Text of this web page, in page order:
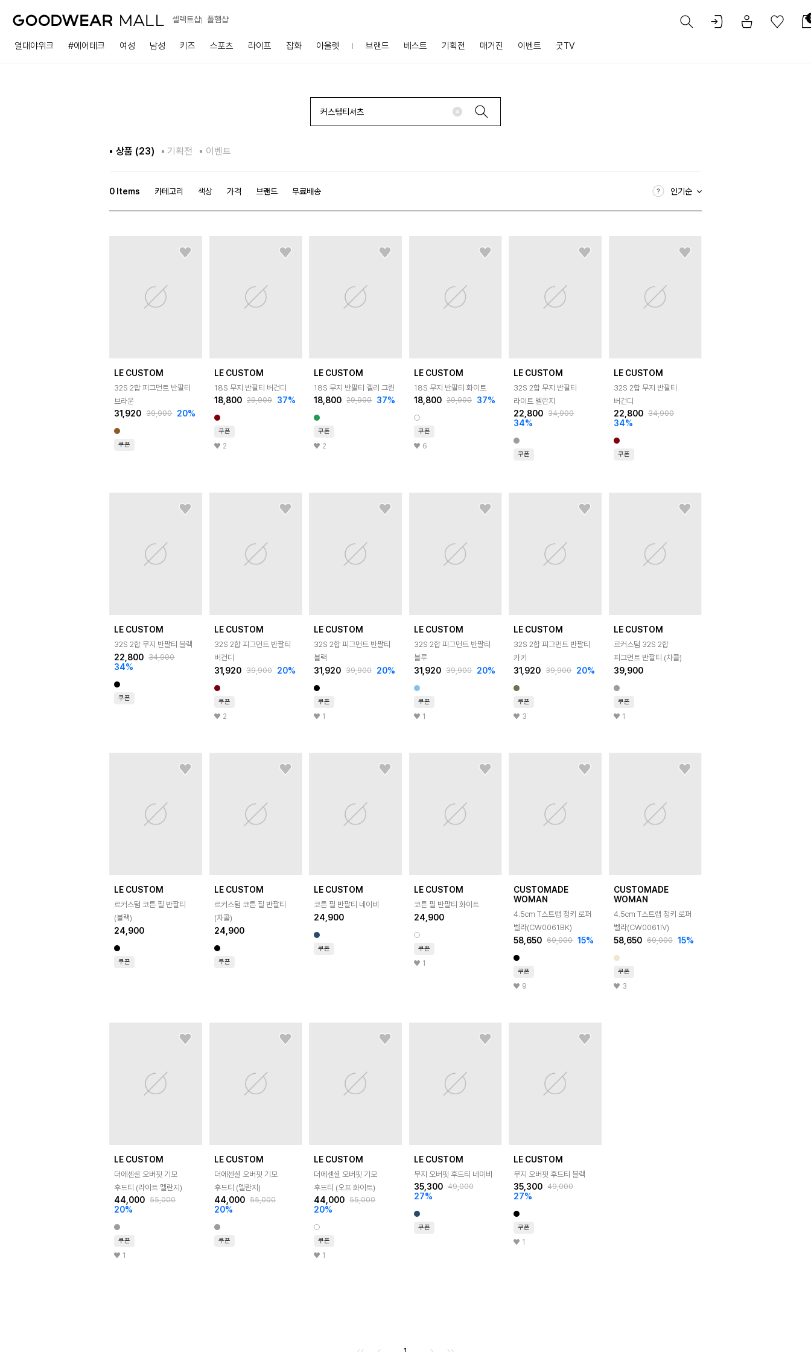
셀렉트샵 폴햄샵
열대야위크 #에어테크 여성 남성 키즈 스포츠 라이프 잡화 아울렛 브랜드 베스트 기획전 매거진 이벤트 굿TV
상품 (23) 기획전 이벤트
0 Items 카테고리 색상 가격 브랜드 무료배송 인기순
LE CUSTOM
32S 2합 피그먼트 반팔티
브라운
31,920 39,900 20%
쿠폰
LE CUSTOM
18S 무지 반팔티 버건디
18,800 29,900 37%
쿠폰
2
LE CUSTOM
18S 무지 반팔티 켈리 그린
18,800 29,900 37%
쿠폰
2
LE CUSTOM
18S 무지 반팔티 화이트
18,800 29,900 37%
쿠폰
6
LE CUSTOM
32S 2합 무지 반팔티
라이트 멜란지
22,800 34,900
34%
쿠폰
LE CUSTOM
32S 2합 무지 반팔티
버건디
22,800 34,900
34%
쿠폰
LE CUSTOM
32S 2합 무지 반팔티 블랙
22,800 34,900
34%
쿠폰
LE CUSTOM
32S 2합 피그먼트 반팔티
버건디
31,920 39,900 20%
쿠폰
2
LE CUSTOM
32S 2합 피그먼트 반팔티
블랙
31,920 39,900 20%
쿠폰
1
LE CUSTOM
32S 2합 피그먼트 반팔티
블루
31,920 39,900 20%
쿠폰
1
LE CUSTOM
32S 2합 피그먼트 반팔티
카키
31,920 39,900 20%
쿠폰
3
LE CUSTOM
르커스텀 32S 2합
피그먼트 반팔티 (차콜)
39,900
쿠폰
1
LE CUSTOM
르커스텀 코튼 필 반팔티
(블랙)
24,900
쿠폰
LE CUSTOM
르커스텀 코튼 필 반팔티
(차콜)
24,900
쿠폰
LE CUSTOM
코튼 필 반팔티 네이비
24,900
쿠폰
LE CUSTOM
코튼 필 반팔티 화이트
24,900
쿠폰
1
CUSTOMADE
WOMAN
4.5cm T스트랩 청키 로퍼
벨라(CW0061BK)
58,650 69,000 15%
쿠폰
9
CUSTOMADE
WOMAN
4.5cm T스트랩 청키 로퍼
벨라(CW0061IV)
58,650 69,000 15%
쿠폰
3
LE CUSTOM
더에센셜 오버핏 기모
후드티 (라이트 멜란지)
44,000 55,000
20%
쿠폰
1
LE CUSTOM
더에센셜 오버핏 기모
후드티 (멜란지)
44,000 55,000
20%
쿠폰
LE CUSTOM
더에센셜 오버핏 기모
후드티 (오프 화이트)
44,000 55,000
20%
쿠폰
1
LE CUSTOM
무지 오버핏 후드티 네이비
35,300 49,000
27%
쿠폰
LE CUSTOM
무지 오버핏 후드티 블랙
35,300 49,000
27%
쿠폰
1
이전으로다음으로